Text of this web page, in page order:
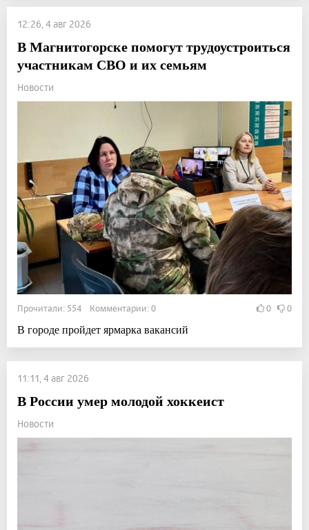
12:26, 4 авг 2026
В Магнитогорске помогут трудоустроиться
участникам СВО и их семьям
Новости
Прочитали: 554 Комментарии: 0 0 0
В городе пройдет ярмарка вакансий
11:11, 4 авг 2026
В России умер молодой хоккеист
Новости